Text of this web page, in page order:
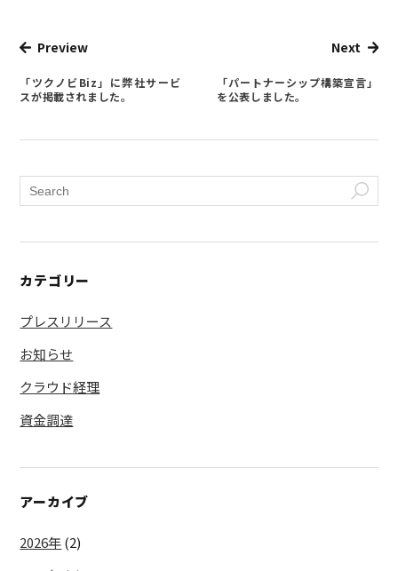
Preview
「ツクノビBiz」に弊社サービ
スが掲載されました。
Next
「パートナーシップ構築宣言」
を公表しました。
カテゴリー
プレスリリース
お知らせ
クラウド経理
資金調達
アーカイブ
2026年(2)